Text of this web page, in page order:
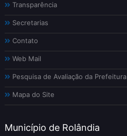
Transparência
Secretarias
Contato
Web Mail
Pesquisa de Avaliação da Prefeitura
Mapa do Site
Município de Rolândia